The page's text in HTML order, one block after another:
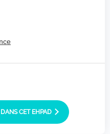
manuscrite,
Sélectionnez
des fichiers
CET EHPAD